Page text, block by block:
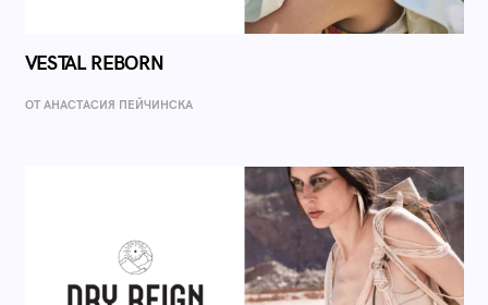
VESTAL REBORN
ОТ AНАСТАСИЯ ПЕЙЧИНСКА